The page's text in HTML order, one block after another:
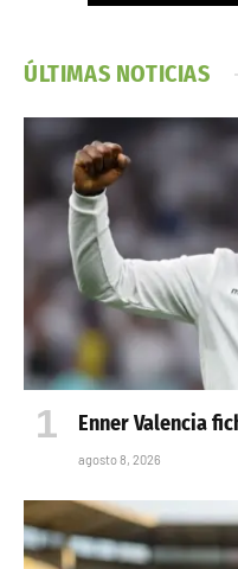
ÚLTIMAS NOTICIAS
Enner Valencia
agosto 8, 2026